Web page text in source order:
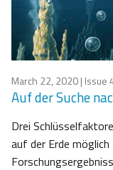
March 22, 2020| Issue
Auf der Suche
Drei
auf der Erde